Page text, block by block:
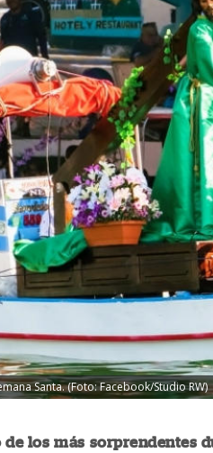
Santa. (Foto: Facebook/Studio RW)
de los más sorprendentes